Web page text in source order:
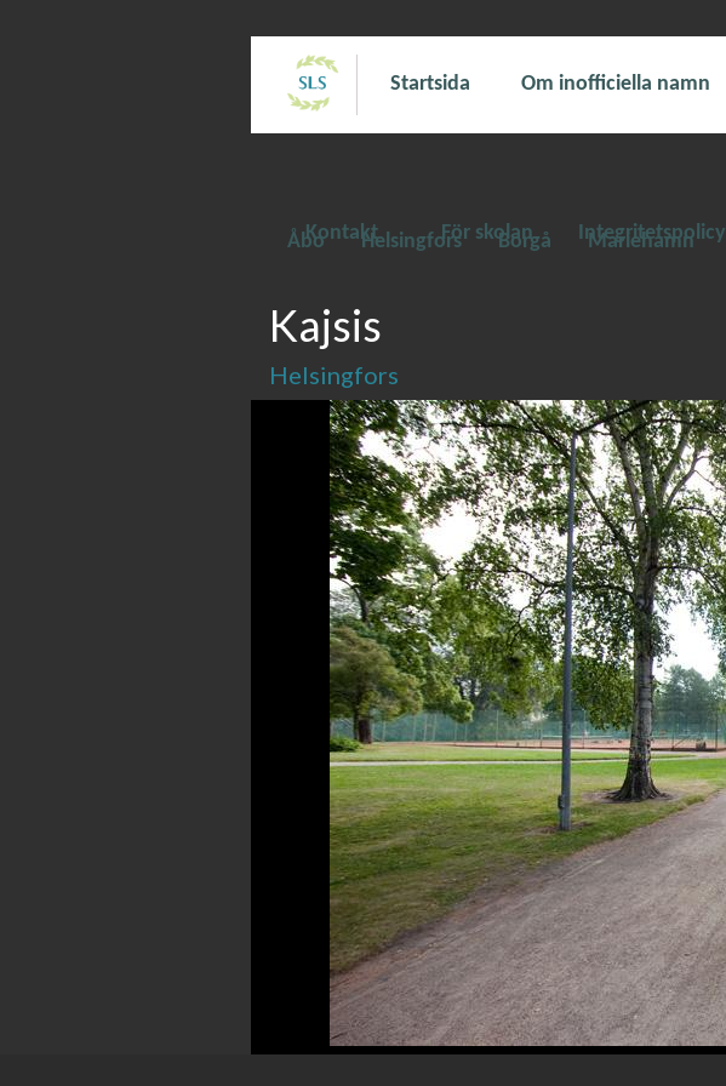
Startsida Om inofficiella namn
Åbo Helsingfors Borgå Mariehamn
Kontakt För skolan Integritetspolicy
Kajsis
Helsingfors